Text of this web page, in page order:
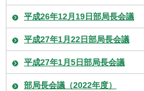
平成26年12月19日部局長会議
平成27年1月22日部局長会議
平成27年1月5日部局長会議
部局長会議（2022年度）